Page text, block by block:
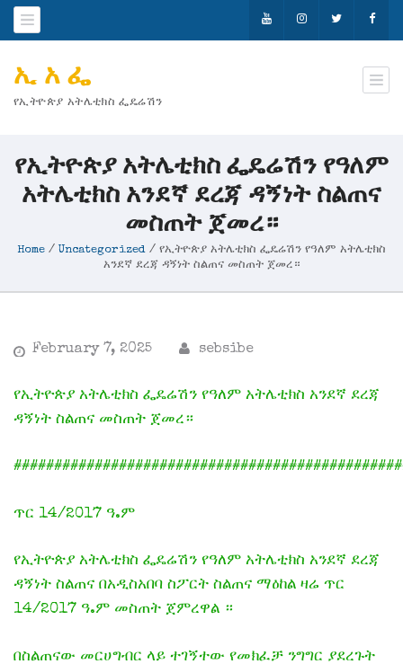
ኢ አ ፌ
የኢትዮጵያ አትሌቲክስ ፌዴሬሽን
የኢትዮጵያ አትሌቲክስ ፌዴሬሽን የዓለም
አትሌቲክስ አንደኛ ደረጃ ዳኝነት ስልጠና
መስጠት ጀመረ።
Home / Uncategorized / የኢትዮጵያ አትሌቲክስ ፌዴሬሽን የዓለም አትሌቲክስ
አንደኛ ደረጃ ዳኝነት ስልጠና መስጠት ጀመረ።
February 7, 2025 sebsibe
የኢትዮጵያ አትሌቲክስ ፌዴሬሽን የዓለም አትሌቲክስ አንደኛ ደረጃ
ዳኝነት ስልጠና መስጠት ጀመረ።
ጥር 14/2017 ዓ.ም
የኢትዮጵያ አትሌቲክስ ፌዴሬሽን የዓለም አትሌቲክስ አንደኛ ደረጃ
ዳኝነት ስልጠና በአዲስአበባ ስፖርት ስልጠና ማዕከል ዛሬ ጥር
14/2017 ዓ.ም መስጠት ጀምረዋል ።
በስልጠናው መርሀግብር ላይ ተገኝተው የመክፈቻ ንግግር ያደረጉት